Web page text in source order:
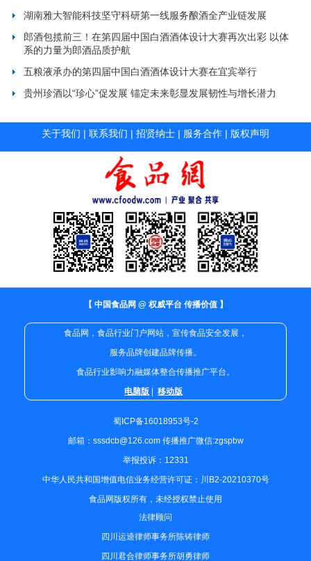
湖南雅大智能科技坚守科研第一线服务酿酒全产业链发展
郎酒包揽前三！在第四届中国白酒酒体设计大赛再次出彩 以体
系的力量为郎酒品质护航
五粮液承办的第四届中国白酒酒体设计大赛在宜宾举行
贵州珍酒以“珍心”促发展 锚定未来彰显发展韧性与增长潜力
关于我们 | 联系我们 | 招贤纳士 | 服务合作 | 版权声明
【 中国食品网 @ 权威平台 传播价值 】
食品网，食品行业门户网站，宣传食品安全发展，
服务品牌创建品牌传播。
食品行业影响力融媒体整合传播推广平台。
电脑版 | 移动版
蜀ICP备16018953号-2
邮箱：sssdcb@126.com 传播推广微信:zgspbw
举报投诉：12331
中华人民共和国增值电信业务经营许可证：川B2-20210370号
食品网版权所有，未经授权禁止使用
法律顾问
四川运逵律师事务所陈铸律师
四川君合律师事务所胡勇律师